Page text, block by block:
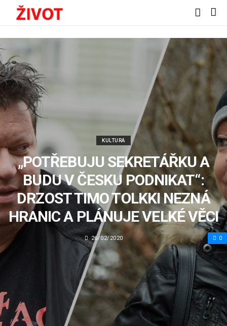
KULTURA
„POTŘEBUJU SEKRETÁŘKU A
BUDU V ČESKU PODNIKAT“:
DRZOST TIMO TOLKKI NEZNÁ
HRANIC A PLÁNUJE VELKÉ VĚCI
26/02/2020 0